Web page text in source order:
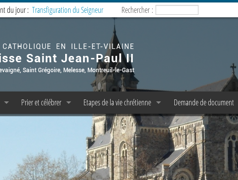
du jour : Transfiguration du Seigneur Rechercher :
laïcs permanents, C P P et C P A E
Prier et célébrer
Préparer la messe dominicale
Service de la liturgie
Etapes de la vie chrétienne
Baptême
Confession/Réconciliation
Première Communion
Profession de Foi
Demande de document
Copie d’acte de baptême